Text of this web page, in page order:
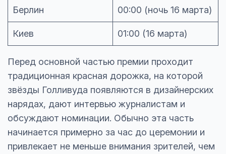
Берлин 00:00 (ночь 16 марта)
Киев 01:00 (16 марта)
Перед основной частью премии проходит
традиционная красная дорожка, на которой
звёзды Голливуда появляются в дизайнерских
нарядах, дают интервью журналистам и
обсуждают номинации. Обычно эта часть
начинается примерно за час до церемонии и
привлекает не меньше внимания зрителей, чем